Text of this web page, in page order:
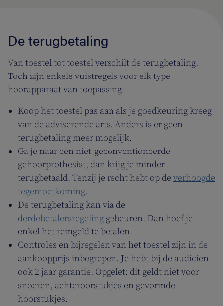
De terugbetaling
Van toestel tot toestel verschilt de terugbetaling.
Toch zijn enkele vuistregels voor elk type
hoorapparaat van toepassing.
Koop het toestel pas aan als je goedkeuring kreeg
van de adviserende arts. Anders is er geen
terugbetaling meer mogelijk.
Ga je naar een niet-geconventioneerde
gehoorprothesist, dan krijg je minder
terugbetaald. Tenzij je recht hebt op de verhoogde
tegemoetkoming.
De terugbetaling kan via de
derdebetalersregeling gebeuren. Dan hoef je
enkel het remgeld te betalen.
Controles en bijregelen van het toestel zijn in de
aankoopprijs inbegrepen. Je hebt bij de audicien
ook 2 jaar garantie. Opgelet: dit geldt niet voor
snoeren, achteroorstukjes en gevormde
hoorstukjes.